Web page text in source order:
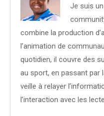
Je suis
combine la production
l’animation de
quotidien, il couvre des
au sport, en passant par
veille à relayer
l’interaction avec les